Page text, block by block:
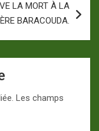
LA MORT À LA
BARACOUDA.
Les champs